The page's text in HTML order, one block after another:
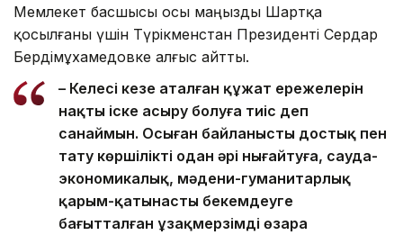
Мемлекет басшысы осы маңызды Шартқа
қосылғаны үшін Түрікменстан Президенті Сердар
Бердімұхамедовке алғыс айтты.
– Келесі кезең аталған құжат ережелерін
нақты іске асыру болуға тиіс деп
санаймын. Осыған байланысты достық пен
тату көршілікті одан әрі нығайтуға, сауда-
экономикалық, мәдени-гуманитарлық
қарым-қатынасты бекемдеуге
бағытталған ұзақмерзімді өзара